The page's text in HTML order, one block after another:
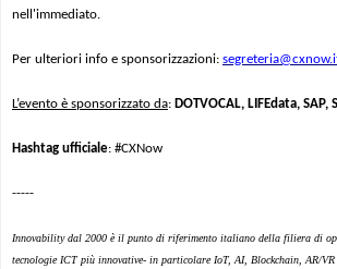
nell'immediato.
Per ulteriori info e sponsorizzazioni:
L’evento è sponsorizzato da: DOTVOCAL, LIFEdata, SAP,
Hashtag ufficiale: #CXNow
-----
Innovability dal 2000 è il punto di riferimento italiano della filiera di
tecnologie ICT più innovative- in particolare IoT, AI, Blockchain, AR/